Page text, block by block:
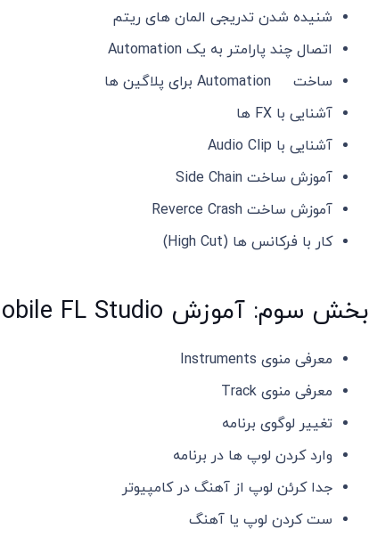
شنیده شدن تدریجی المان های ریتم
اتصال چند پارامتر به یک Automation
ساخت Automation برای پلاگین ها
آشنایی با FX ها
آشنایی با Audio Clip
آموزش ساخت Side Chain
آموزش ساخت Reverce Crash
کار با فرکانس ها (High Cut)
بخش سوم: آموزش Mobile FL Studio
معرفی منوی Instruments
معرفی منوی Track
تغییر لوگوی برنامه
وارد کردن لوپ ها در برنامه
جدا کرئن لوپ از آهنگ در کامپیوتر
ست کردن لوپ یا آهنگ